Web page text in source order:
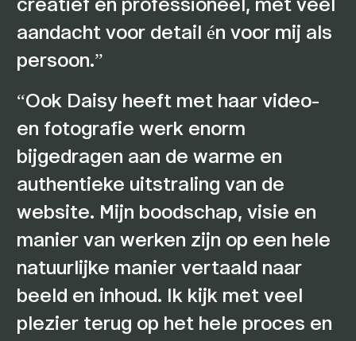
aandacht voor detail én voor mij als
persoon.
Ook Daisy heeft met haar video-
en fotografie werk enorm
bijgedragen aan de warme en
authentieke uitstraling van de
website. Mijn boodschap, visie en
manier van werken zijn op een hele
natuurlijke manier vertaald naar
beeld en inhoud. Ik kijk met veel
plezier terug op het hele proces en